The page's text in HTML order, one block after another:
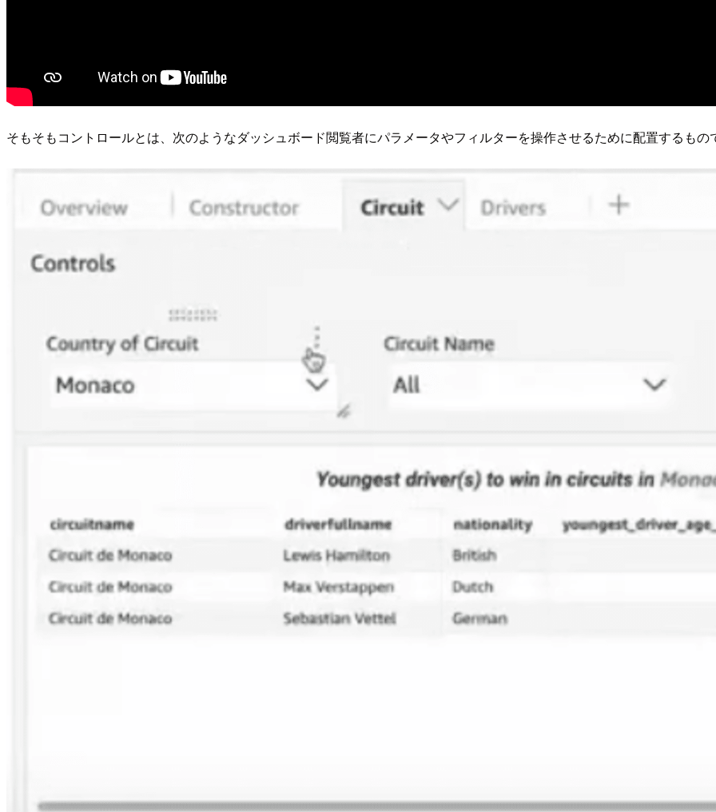
そもそもコントロールとは、次のようなダッシュボード閲覧者にパラメータやフィルターを操作させるために配置するもの